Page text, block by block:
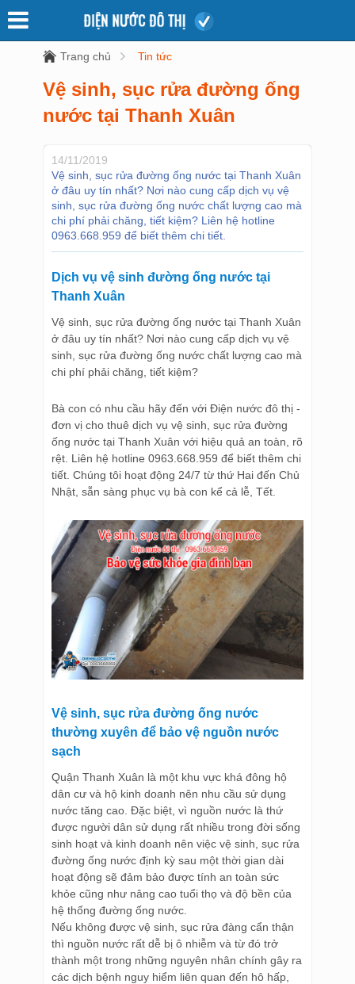
Trang chủ Tin tức
Vệ sinh, sục rửa đường ống
nước tại Thanh Xuân
14/11/2019
Vệ sinh, sục rửa đường ống nước tại Thanh Xuân
ở đâu uy tín nhất? Nơi nào cung cấp dịch vụ vệ
sinh, sục rửa đường ống nước chất lượng cao mà
chi phí phải chăng, tiết kiệm? Liên hệ hotline
0963.668.959 để biết thêm chi tiết.
Dịch vụ vệ sinh đường ống nước tại
Thanh Xuân
Vệ sinh, sục rửa đường ống nước tại Thanh Xuân
ở đâu uy tín nhất? Nơi nào cung cấp dịch vụ vệ
sinh, sục rửa đường ống nước chất lượng cao mà
chi phí phải chăng, tiết kiệm?
Bà con có nhu cầu hãy đến với Điện nước đô thị -
đơn vị cho thuê dịch vụ vệ sinh, sục rửa đường
ống nước tại Thanh Xuân với hiệu quả an toàn, rõ
rệt. Liên hệ hotline 0963.668.959 để biết thêm chi
tiết. Chúng tôi hoạt động 24/7 từ thứ Hai đến Chủ
Nhật, sẵn sàng phục vụ bà con kể cả lễ, Tết.
Vệ sinh, sục rửa đường ống nước
thường xuyên để bảo vệ nguồn nước
sạch
Quận Thanh Xuân là một khu vực khá đông hộ
dân cư và hộ kinh doanh nên nhu cầu sử dụng
nước tăng cao. Đặc biệt, vì nguồn nước là thứ
được người dân sử dụng rất nhiều trong đời sống
sinh hoạt và kinh doanh nên việc vệ sinh, sục rửa
đường ống nước định kỳ sau một thời gian dài
hoạt động sẽ đảm bảo được tính an toàn sức
khỏe cũng như nâng cao tuổi thọ và độ bền của
hệ thống đường ống nước.
Nếu không được vệ sinh, sục rửa đàng cẩn thận
thì nguồn nước rất dễ bị ô nhiễm và từ đó trở
thành một trong những nguyên nhân chính gây ra
các dịch bệnh nguy hiểm liên quan đến hô hấp,